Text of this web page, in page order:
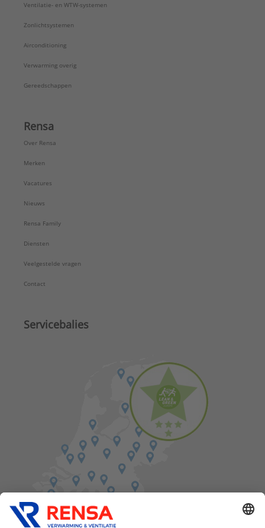
Ventilatie- en WTW-systemen
Zonlichtsystemen
Airconditioning
Verwarming overig
Gereedschappen
Rensa
Over Rensa
Merken
Vacatures
Nieuws
Rensa Family
Diensten
Veelgestelde vragen
Contact
Servicebalies